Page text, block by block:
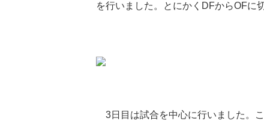
を行いました。とにかくDFからOFに
3日目は試合を中心に行いました。